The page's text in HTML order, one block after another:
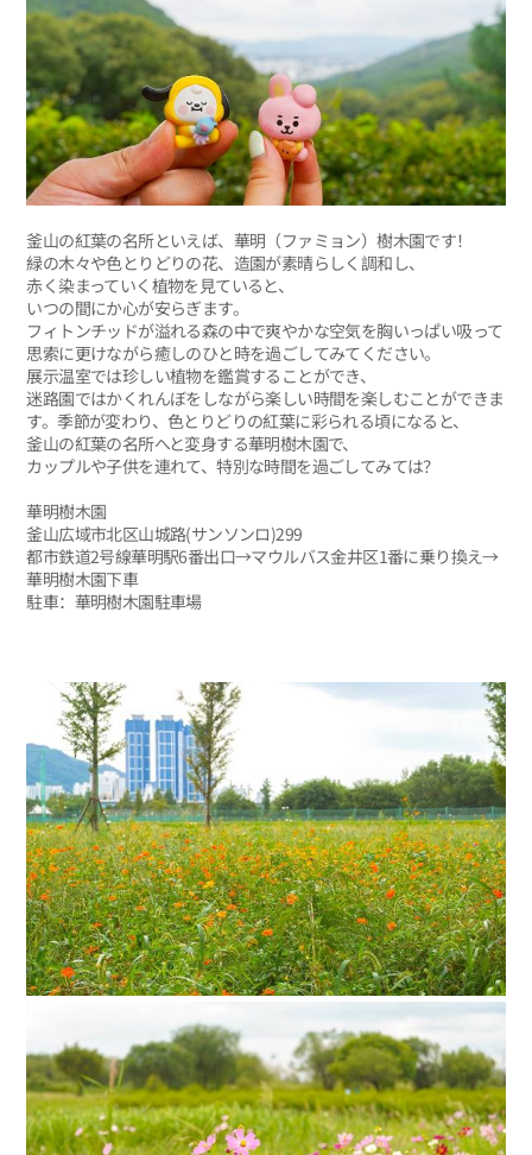
釜山の紅葉の名所といえば、華明（ファミョン）樹木園です！
緑の木々や色とりどりの花、造園が素晴らしく調和し、
赤く染まっていく植物を見ていると、
いつの間にか心が安らぎます。
フィトンチッドが溢れる森の中で爽やかな空気を胸いっぱい吸って
思索に更けながら癒しのひと時を過ごしてみてください。
展示温室では珍しい植物を鑑賞することができ、
迷路園ではかくれんぼをしながら楽しい時間を楽しむことができま
す。季節が変わり、色とりどりの紅葉に彩られる頃になると、
釜山の紅葉の名所へと変身する華明樹木園で、
カップルや子供を連れて、特別な時間を過ごしてみては？
華明樹木園
釜山広域市北区山城路(サンソンロ)299
都市鉄道2号線華明駅6番出口→マウルバス金井区1番に乗り換え→
華明樹木園下車
駐車：華明樹木園駐車場